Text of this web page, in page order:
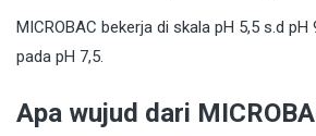
MICROBAC bekerja di skala pH 5,5 s.d
pada pH 7,5.
Apa wujud dari